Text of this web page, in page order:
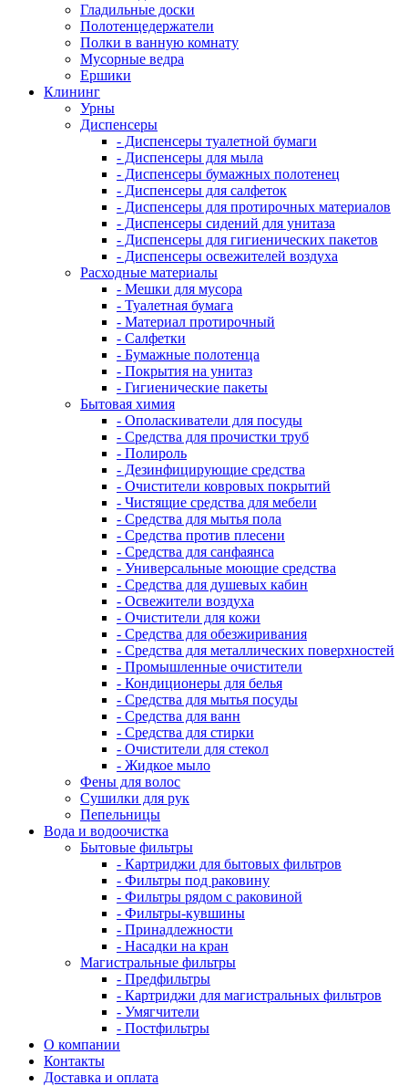
Гладильные доски
Полотенцедержатели
Полки в ванную комнату
Мусорные ведра
Ершики
Клининг
Урны
Диспенсеры
- Диспенсеры туалетной бумаги
- Диспенсеры для мыла
- Диспенсеры бумажных полотенец
- Диспенсеры для салфеток
- Диспенсеры для протирочных материалов
- Диспенсеры сидений для унитаза
- Диспенсеры для гигиенических пакетов
- Диспенсеры освежителей воздуха
Расходные материалы
- Мешки для мусора
- Туалетная бумага
- Материал протирочный
- Салфетки
- Бумажные полотенца
- Покрытия на унитаз
- Гигиенические пакеты
Бытовая химия
- Ополаскиватели для посуды
- Средства для прочистки труб
- Полироль
- Дезинфицирующие средства
- Очистители ковровых покрытий
- Чистящие средства для мебели
- Средства для мытья пола
- Средства против плесени
- Средства для санфаянса
- Универсальные моющие средства
- Средства для душевых кабин
- Освежители воздуха
- Очистители для кожи
- Средства для обезжиривания
- Средства для металлических поверхностей
- Промышленные очистители
- Кондиционеры для белья
- Средства для мытья посуды
- Средства для ванн
- Средства для стирки
- Очистители для стекол
- Жидкое мыло
Фены для волос
Сушилки для рук
Пепельницы
Вода и водоочистка
Бытовые фильтры
- Картриджи для бытовых фильтров
- Фильтры под раковину
- Фильтры рядом с раковиной
- Фильтры-кувшины
- Принадлежности
- Насадки на кран
Магистральные фильтры
- Предфильтры
- Картриджи для магистральных фильтров
- Умягчители
- Постфильтры
О компании
Контакты
Доставка и оплата